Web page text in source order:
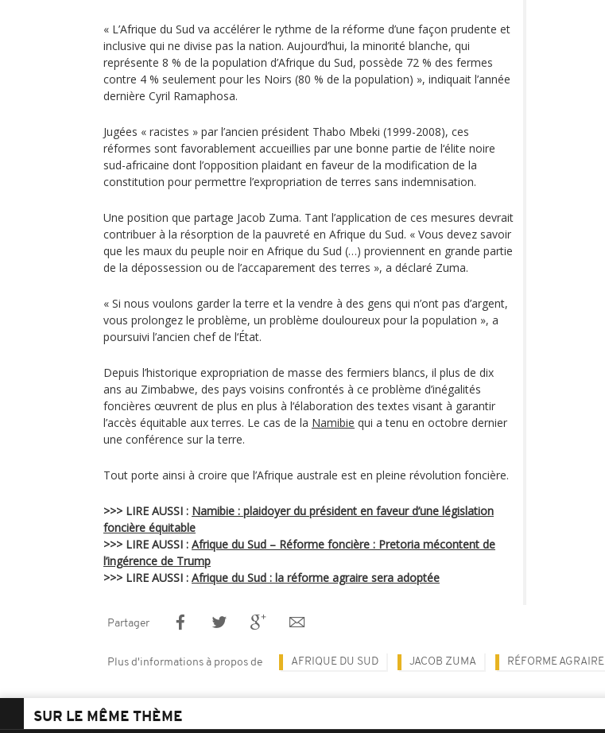
« L’Afrique du Sud va accélérer le rythme de la réforme d’une façon prudente et
inclusive qui ne divise pas la nation. Aujourd’hui, la minorité blanche, qui
représente 8 % de la population d’Afrique du Sud, possède 72 % des fermes
contre 4 % seulement pour les Noirs (80 % de la population) », indiquait l’année
dernière Cyril Ramaphosa.
Jugées « racistes » par l’ancien président Thabo Mbeki (1999-2008), ces
réformes sont favorablement accueillies par une bonne partie de l‘élite noire
sud-africaine dont l’opposition plaidant en faveur de la modification de la
constitution pour permettre l’expropriation de terres sans indemnisation.
Une position que partage Jacob Zuma. Tant l’application de ces mesures devrait
contribuer à la résorption de la pauvreté en Afrique du Sud. « Vous devez savoir
que les maux du peuple noir en Afrique du Sud (…) proviennent en grande partie
de la dépossession ou de l’accaparement des terres », a déclaré Zuma.
« Si nous voulons garder la terre et la vendre à des gens qui n’ont pas d’argent,
vous prolongez le problème, un problème douloureux pour la population », a
poursuivi l’ancien chef de l‘État.
Depuis l’historique expropriation de masse des fermiers blancs, il plus de dix
ans au Zimbabwe, des pays voisins confrontés à ce problème d’inégalités
foncières œuvrent de plus en plus à l‘élaboration des textes visant à garantir
l’accès équitable aux terres. Le cas de la Namibie qui a tenu en octobre dernier
une conférence sur la terre.
Tout porte ainsi à croire que l’Afrique australe est en pleine révolution foncière.
>>> LIRE AUSSI : Namibie : plaidoyer du président en faveur d’une législation
foncière équitable
>>> LIRE AUSSI : Afrique du Sud – Réforme foncière : Pretoria mécontent de
l’ingérence de Trump
>>> LIRE AUSSI : Afrique du Sud : la réforme agraire sera adoptée
Partager
Plus d'informations à propos de AFRIQUE DU SUD JACOB ZUMA RÉFORME AGRAIRE
SUR LE MÊME THÈME